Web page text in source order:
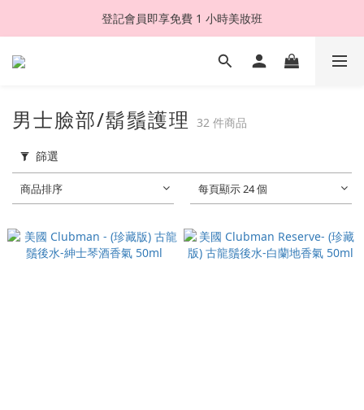
登記會員即享免費 1 小時美妝班
男士臉部/鬍鬚護理 32 件商品
篩選
商品排序 每頁顯示 24 個